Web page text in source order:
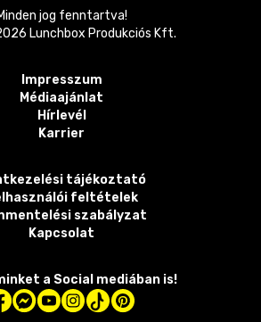
jog fenntartva!
Lunchbox Produkciós Kft.
Impresszum
Médiaajánlat
Hírlevél
Karrier
tájékoztató
feltételek
szabályzat
Kapcsolat
a Social mediában is!